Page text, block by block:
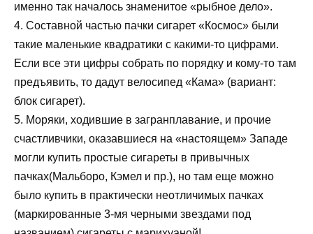
именно так началось знаменитое «рыбное дело».
4. Составной частью пачки сигарет «Космос» были
такие маленькие квадратики с какими-то цифрами.
Если все эти цифры собрать по порядку и кому-то там
предъявить, то дадут велосипед «Кама» (вариант:
блок сигарет).
5. Моряки, ходившие в загранплавание, и прочие
счастливчики, оказавшиеся на «настоящем» Западе
могли купить простые сигареты в привычных
пачках(Мальборо, Кэмел и пр.), но там еще можно
было купить в практически неотличимых пачках
(маркированные 3-мя черными звездами под